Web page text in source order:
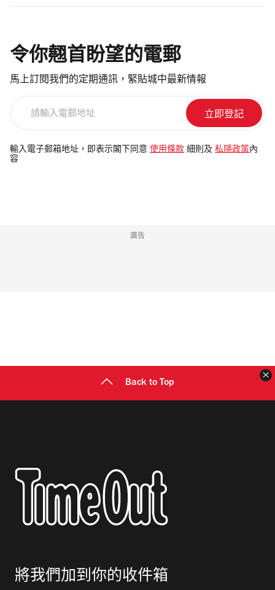
令你翹首盼望的電郵
馬上訂閱我們的定期通訊，緊貼城中最新情報
電
郵
輸入電子郵箱地址，即表示閣下同意 使用條款 細則及 私隱政策內
容
廣告
Back to Top
將我們加到你的收件箱